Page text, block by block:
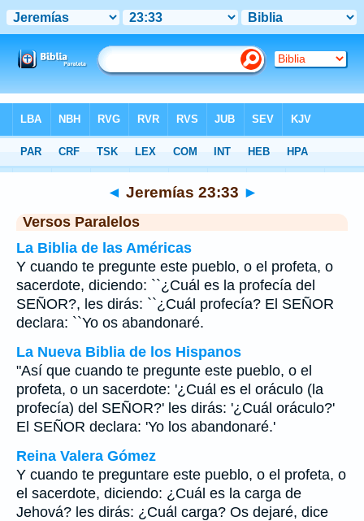
>Jeremías Capítulo 23 > Verso 33
◄ Jeremías 23:33 ►
Versos Paralelos
La Biblia de las Américas
Y cuando te pregunte este pueblo, o el profeta, o
sacerdote, diciendo: ``¿Cuál es la profecía del
SEÑOR?, les dirás: ``¿Cuál profecía? El SEÑOR
declara: ``Yo os abandonaré.
La Nueva Biblia de los Hispanos
"Así que cuando te pregunte este pueblo, o el
profeta, o un sacerdote: '¿Cuál es el oráculo (la
profecía) del SEÑOR?' les dirás: '¿Cuál oráculo?'
El SEÑOR declara: 'Yo los abandonaré.'
Reina Valera Gómez
Y cuando te preguntare este pueblo, o el profeta, o
el sacerdote, diciendo: ¿Cuál es la carga de
Jehová? les dirás: ¿Cuál carga? Os dejaré, dice